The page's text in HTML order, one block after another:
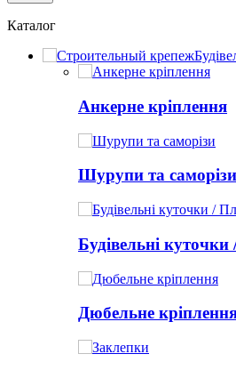
Каталог
Анкерне кріплення
Шурупи та саморізи
Будівельні
Дюбельне